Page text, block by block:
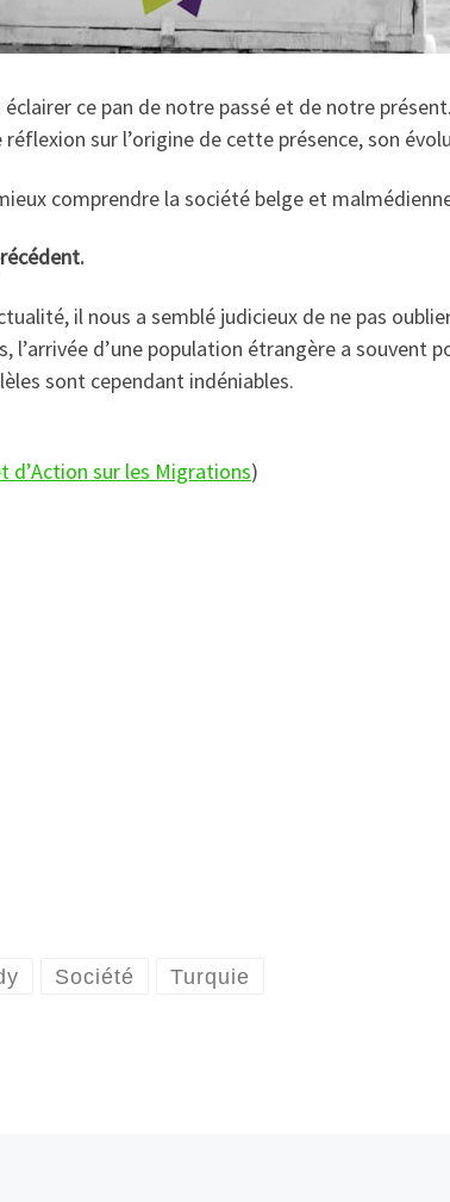
ce pan de notre passé et de notre
sur l’origine de cette présence, son
comprendre la société belge et
il nous a semblé judicieux de ne pas
l’arrivée d’une population étrangère a souvent
sont cependant indéniables.
sur les Migrations)
Société Turquie